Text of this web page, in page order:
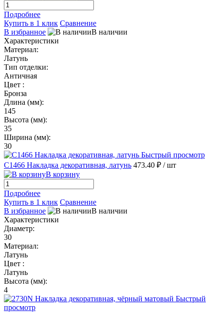
Подробнее
Купить в 1 клик Сравнение
В избранное
В наличии
Характеристики
Материал:
Латунь
Тип отделки:
Античная
Цвет :
Бронза
Длина (мм):
145
Высота (мм):
35
Ширина (мм):
30
Быстрый просмотр
C1466 Накладка декоративная, латунь 473.40 ₽ / шт
В корзину
Подробнее
Купить в 1 клик Сравнение
В избранное
В наличии
Характеристики
Диаметр:
30
Материал:
Латунь
Цвет :
Латунь
Высота (мм):
4
Быстрый
просмотр